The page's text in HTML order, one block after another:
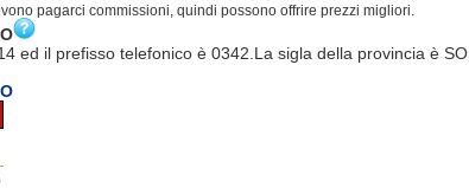
pagarci commissioni, quindi possono offrire prezzi migliori.
ed il prefisso telefonico è 0342.La sigla della provincia è SO.